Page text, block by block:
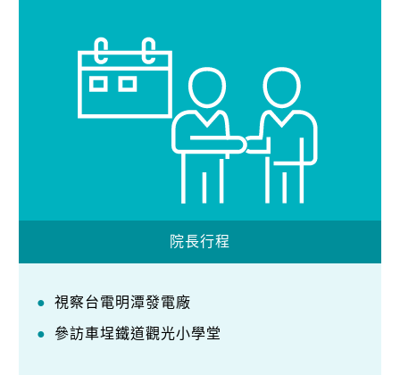
院長行程
視察台電明潭發電廠
參訪車埕鐵道觀光小學堂